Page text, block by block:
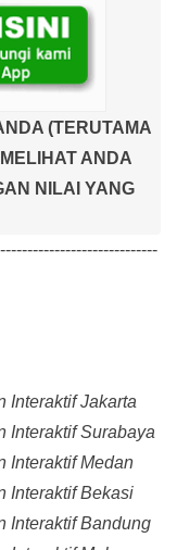
(TERUTAMA
ANDA
NILAI YANG
Interaktif Jakarta
Interaktif Surabaya
Interaktif Medan
Interaktif Bekasi
Interaktif Bandung